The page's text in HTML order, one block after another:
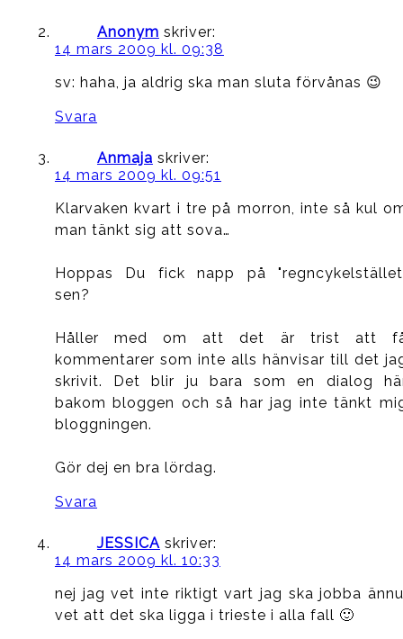
Anonym skriver:
14 mars 2009 kl. 09:38
sv: haha, ja aldrig ska man sluta förvånas 😉
Svara
Anmaja skriver:
14 mars 2009 kl. 09:51
Klarvaken kvart i tre på morron, inte så kul
man tänkt sig att sova…
Hoppas Du fick napp på
sen?
Håller med om att det är trist att
kommentarer som inte alls hänvisar till det
skrivit. Det blir ju bara som en dialog
bakom bloggen och så har jag inte tänkt
bloggningen.
Gör dej en bra lördag.
Svara
JESSICA skriver:
14 mars 2009 kl. 10:33
nej jag vet inte riktigt vart jag ska jobba
vet att det ska ligga i trieste i alla fall 🙂